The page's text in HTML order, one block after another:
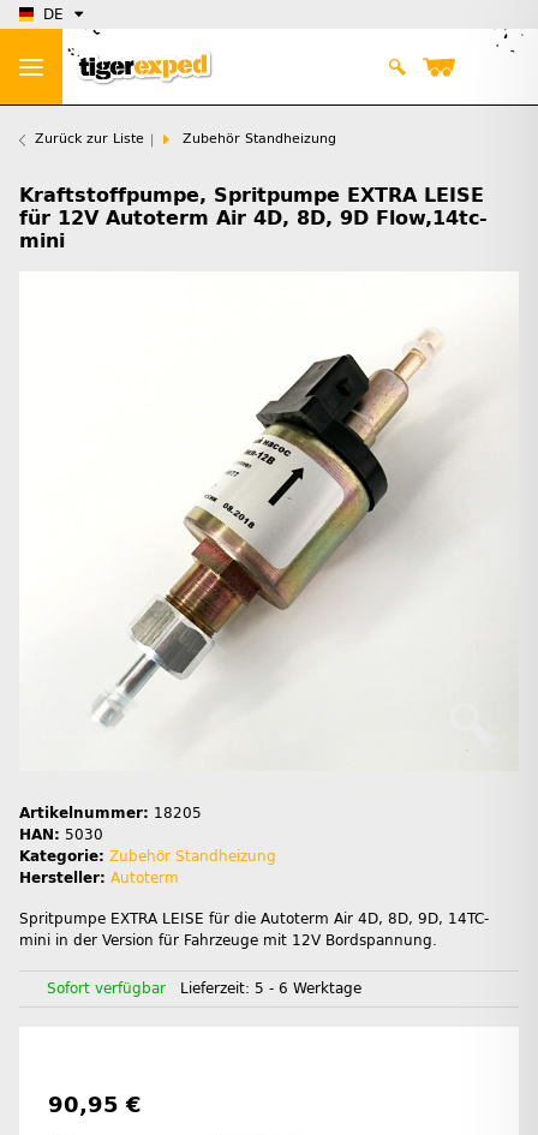
DE
Zurück zur Liste Zubehör Standheizung
Kraftstoffpumpe, Spritpumpe EXTRA LEISE
für 12V Autoterm Air 4D, 8D, 9D Flow,14tc-
mini
Artikelnummer: 18205
HAN: 5030
Kategorie: Zubehör Standheizung
Hersteller: Autoterm
Spritpumpe EXTRA LEISE für die Autoterm Air 4D, 8D, 9D, 14TC-
mini in der Version für Fahrzeuge mit 12V Bordspannung.
Sofort verfügbar Lieferzeit: 5 - 6 Werktage
90,95 €